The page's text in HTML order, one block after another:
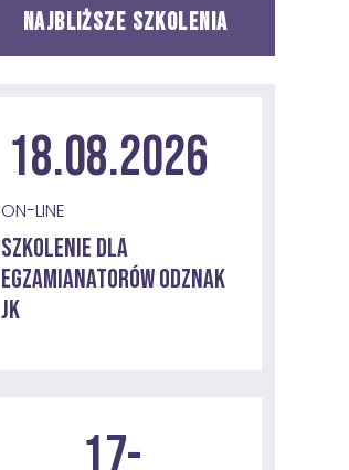
NAJBLIŻSZE SZKOLENIA
18.08.2026
ON-LINE
Szkolenie dla
egzamianatorów odznak
JK